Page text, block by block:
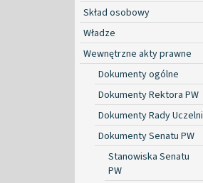
Skład osobowy
Władze
Wewnętrzne akty prawne
Dokumenty ogólne
Dokumenty Rektora PW
Dokumenty Rady Uczelni
Dokumenty Senatu PW
Stanowiska Senatu
PW